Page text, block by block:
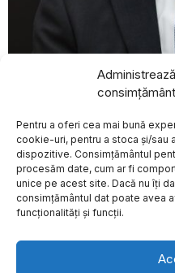
Administrează
Pentru a oferi cea mai bună
cookie-uri, pentru a stoca și/sau
dispozitive. Consimțământul
procesăm date, cum ar fi
unice pe acest site. Dacă nu îți
consimțământul dat poate avea
funcționalități și funcții.
Traian Băsescu: Miniștrii
închis capacități de
Despre Politica de
BREAKING NEWS
Patru copii
lacuri și
județele
Dolj și
DSU
Situaţii de
a transmis un
subterane
niveluri
poluare în